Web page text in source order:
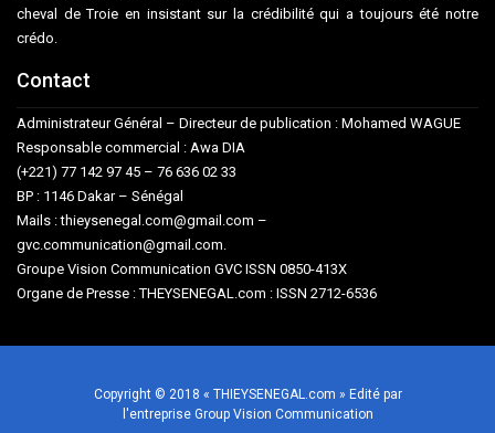
cheval de Troie en insistant sur la crédibilité qui a toujours été notre
crédo.
Contact
Administrateur Général – Directeur de publication : Mohamed WAGUE
Responsable commercial : Awa DIA
(+221) 77 142 97 45 – 76 636 02 33
BP : 1146 Dakar – Sénégal
Mails : thieysenegal.com@gmail.com –
gvc.communication@gmail.com.
Groupe Vision Communication GVC ISSN 0850-413X
Organe de Presse : THEYSENEGAL.com : ISSN 2712-6536
Copyright © 2018 « THIEYSENEGAL.com » Edité par
l'entreprise Group Vision Communication